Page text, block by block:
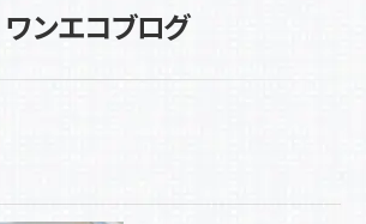
ワンエコブログ